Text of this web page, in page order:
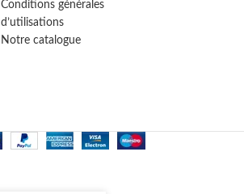
Conditions générales
d’utilisations
Notre catalogue